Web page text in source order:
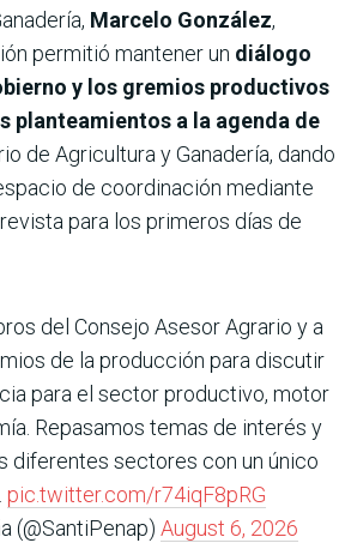
Marcelo González,
permitió mantener un diálogo
y los gremios productivos
planteamientos a la agenda de
de Agricultura y Ganadería, dando
de coordinación mediante
para los primeros días de
del Consejo Asesor Agrario y a
de la producción para discutir
para el sector productivo, motor
Repasamos temas de interés y
diferentes sectores con un único
pic.twitter.com/r74iqF8pRG
(@SantiPenap) August 6, 2026